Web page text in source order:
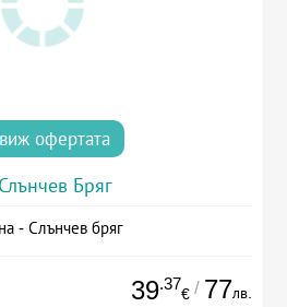
виж офертата
Слънчев Бряг
- Слънчев бряг
39.37
€ / 77лв.